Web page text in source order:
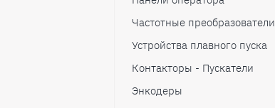
Частотные преобразователи
Устройства плавного пуска
Контакторы - Пускатели
Энкодеры